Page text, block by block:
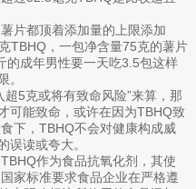
片都顶着添加量的上限添加
TBHQ，一包净含量75克的薯片
的成年男性要一天吃3.5包这样
。
5克或将有致命风险”来算，那
可能致命，或许在因为TBHQ致
下，TBHQ不会对健康构成威
误读或夸大。
作为食品抗氧化剂，其使
家标准要求食品企业在严格遵